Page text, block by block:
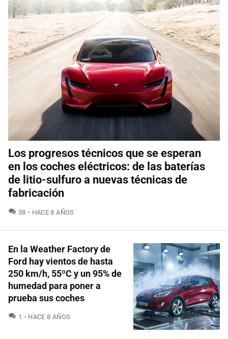
Los progresos técnicos que se esperan
en los coches eléctricos: de las baterías
de litio-sulfuro a nuevas técnicas de
fabricación
38 COMENTARIOS
HACE 8 AÑOS
En la Weather Factory de
Ford hay vientos de hasta
250 km/h, 55ºC y un 95% de
humedad para poner a
prueba sus coches
1 COMENTARIOS
HACE 8 AÑOS